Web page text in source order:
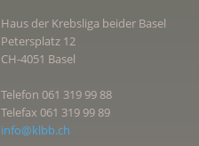
Haus der Krebsliga beider Basel
Petersplatz 12
CH-4051 Basel
Telefon 061 319 99 88
Telefax 061 319 99 89
info@klbb.ch